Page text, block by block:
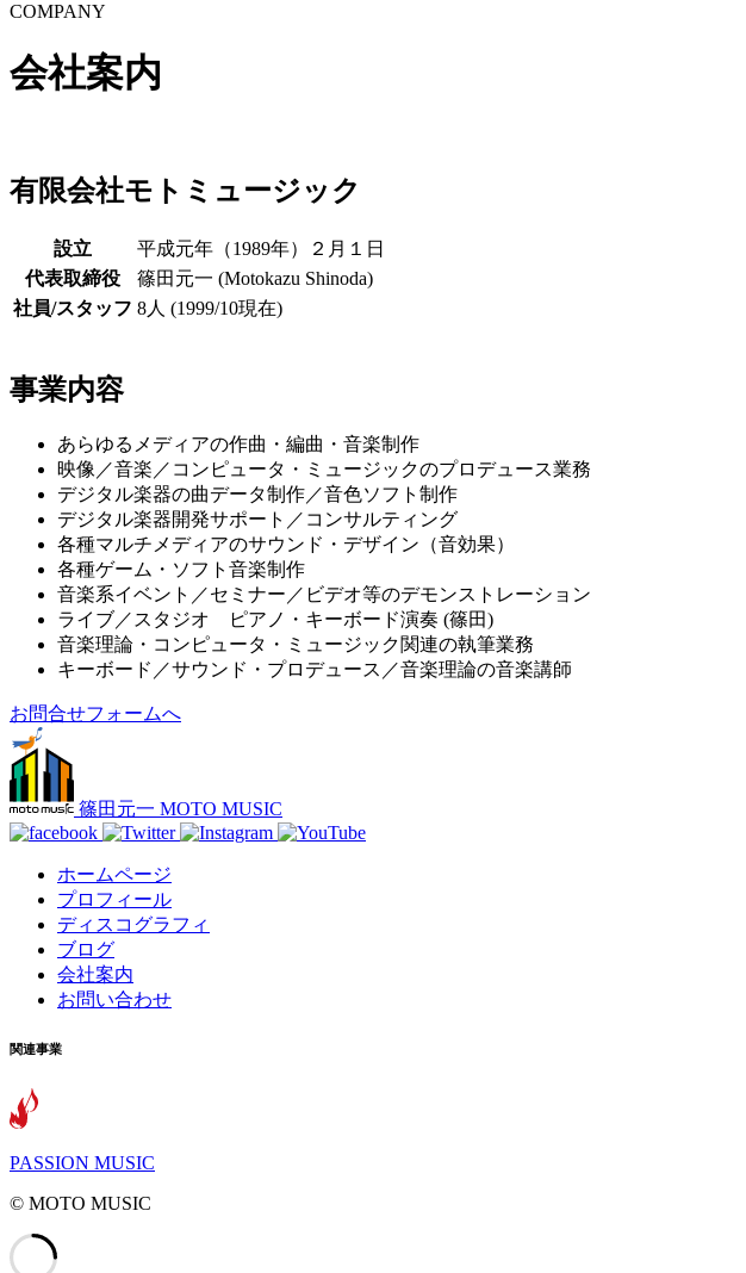
COMPANY
会社案内
有限会社モトミュージック
設立
平成元年（1989年）２月１日
代表取締役
篠田元一 (Motokazu Shinoda)
社員/スタッフ 8人 (1999/10現在)
事業内容
あらゆるメディアの作曲・編曲・音楽制作
映像／音楽／コンピュータ・ミュージックのプロデュース業務
デジタル楽器の曲データ制作／音色ソフト制作
デジタル楽器開発サポート／コンサルティング
各種マルチメディアのサウンド・デザイン（音効果）
各種ゲーム・ソフト音楽制作
音楽系イベント／セミナー／ビデオ等のデモンストレーション
ライブ／スタジオ ピアノ・キーボード演奏 (篠田)
音楽理論・コンピュータ・ミュージック関連の執筆業務
キーボード／サウンド・プロデュース／音楽理論の音楽講師
お問合せフォームへ
篠田元一 MOTO MUSIC
ホームページ
プロフィール
ディスコグラフィ
ブログ
会社案内
お問い合わせ
関連事業
PASSION MUSIC
©️ MOTO MUSIC